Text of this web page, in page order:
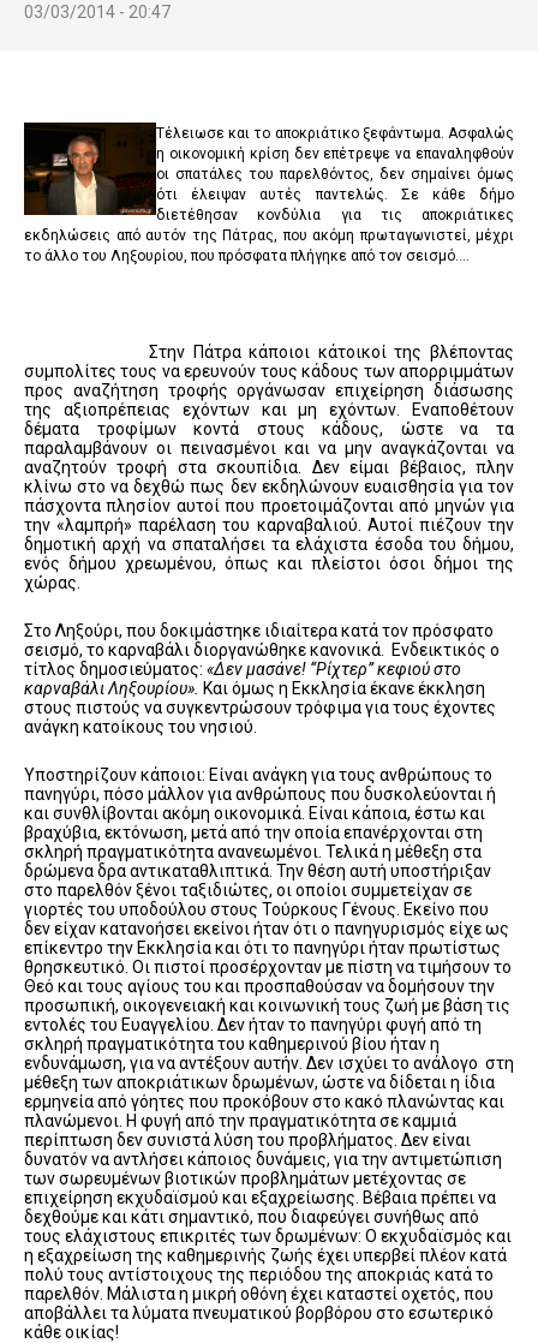
03/03/2014 - 20:47
Τέλειωσε και το αποκριάτικο ξεφάντωμα. Ασφαλώς
η οικονομική κρίση δεν επέτρεψε να επαναληφθούν
οι σπατάλες του παρελθόντος, δεν σημαίνει όμως
ότι έλειψαν αυτές παντελώς. Σε κάθε δήμο
διετέθησαν κονδύλια για τις αποκριάτικες
εκδηλώσεις από αυτόν της Πάτρας, που ακόμη πρωταγωνιστεί, μέχρι
το άλλο του Ληξουρίου, που πρόσφατα πλήγηκε από τον σεισμό….
Στην Πάτρα κάποιοι κάτοικοί της βλέποντας
συμπολίτες τους να ερευνούν τους κάδους των απορριμμάτων
προς αναζήτηση τροφής οργάνωσαν επιχείρηση διάσωσης
της αξιοπρέπειας εχόντων και μη εχόντων. Εναποθέτουν
δέματα τροφίμων κοντά στους κάδους, ώστε να τα
παραλαμβάνουν οι πεινασμένοι και να μην αναγκάζονται να
αναζητούν τροφή στα σκουπίδια. Δεν είμαι βέβαιος, πλην
κλίνω στο να δεχθώ πως δεν εκδηλώνουν ευαισθησία για τον
πάσχοντα πλησίον αυτοί που προετοιμάζονται από μηνών για
την «λαμπρή» παρέλαση του καρναβαλιού. Αυτοί πιέζουν την
δημοτική αρχή να σπαταλήσει τα ελάχιστα έσοδα του δήμου,
ενός δήμου χρεωμένου, όπως και πλείστοι όσοι δήμοι της
χώρας.
Στο Ληξούρι, που δοκιμάστηκε ιδιαίτερα κατά τον πρόσφατο
σεισμό, το καρναβάλι διοργανώθηκε κανονικά. Ενδεικτικός ο
τίτλος δημοσιεύματος: «Δεν μασάνε! “Ρίχτερ” κεφιού στο
καρναβάλι Ληξουρίου». Και όμως η Εκκλησία έκανε έκκληση
στους πιστούς να συγκεντρώσουν τρόφιμα για τους έχοντες
ανάγκη κατοίκους του νησιού.
Υποστηρίζουν κάποιοι: Είναι ανάγκη για τους ανθρώπους το
πανηγύρι, πόσο μάλλον για ανθρώπους που δυσκολεύονται ή
και συνθλίβονται ακόμη οικονομικά. Είναι κάποια, έστω και
βραχύβια, εκτόνωση, μετά από την οποία επανέρχονται στη
σκληρή πραγματικότητα ανανεωμένοι. Τελικά η μέθεξη στα
δρώμενα δρα αντικαταθλιπτικά. Την θέση αυτή υποστήριξαν
στο παρελθόν ξένοι ταξιδιώτες, οι οποίοι συμμετείχαν σε
γιορτές του υποδούλου στους Τούρκους Γένους. Εκείνο που
δεν είχαν κατανοήσει εκείνοι ήταν ότι ο πανηγυρισμός είχε ως
επίκεντρο την Εκκλησία και ότι το πανηγύρι ήταν πρωτίστως
θρησκευτικό. Οι πιστοί προσέρχονταν με πίστη να τιμήσουν το
Θεό και τους αγίους του και προσπαθούσαν να δομήσουν την
προσωπική, οικογενειακή και κοινωνική τους ζωή με βάση τις
εντολές του Ευαγγελίου. Δεν ήταν το πανηγύρι φυγή από τη
σκληρή πραγματικότητα του καθημερινού βίου ήταν η
ενδυνάμωση, για να αντέξουν αυτήν. Δεν ισχύει το ανάλογο στη
μέθεξη των αποκριάτικων δρωμένων, ώστε να δίδεται η ίδια
ερμηνεία από γόητες που προκόβουν στο κακό πλανώντας και
πλανώμενοι. Η φυγή από την πραγματικότητα σε καμμιά
περίπτωση δεν συνιστά λύση του προβλήματος. Δεν είναι
δυνατόν να αντλήσει κάποιος δυνάμεις, για την αντιμετώπιση
των σωρευμένων βιοτικών προβλημάτων μετέχοντας σε
επιχείρηση εκχυδαϊσμού και εξαχρείωσης. Βέβαια πρέπει να
δεχθούμε και κάτι σημαντικό, που διαφεύγει συνήθως από
τους ελάχιστους επικριτές των δρωμένων: Ο εκχυδαϊσμός και
η εξαχρείωση της καθημερινής ζωής έχει υπερβεί πλέον κατά
πολύ τους αντίστοιχους της περιόδου της αποκριάς κατά το
παρελθόν. Μάλιστα η μικρή οθόνη έχει καταστεί οχετός, που
αποβάλλει τα λύματα πνευματικού βορβόρου στο εσωτερικό
κάθε οικίας!